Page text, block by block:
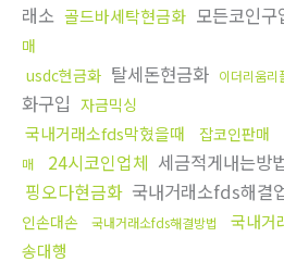
래소 골드바세탁현금화 모든코인구
매
usdc현금화 탈세돈현금화 이더리움리
화구입 자금믹싱
국내거래소fds막혔을때 잡코인판매
매
24시코인업체 세금적게내는방
핑오다현금화 국내거래소fds해결
인손대손
국내거래소fds해결방법 국내거
송대행